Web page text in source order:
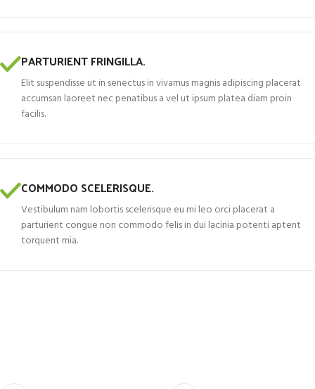
PARTURIENT FRINGILLA.
Elit suspendisse ut in senectus in vivamus magnis adipiscing placerat
accumsan laoreet nec penatibus a vel ut ipsum platea diam proin
facilis.
COMMODO SCELERISQUE.
Vestibulum nam lobortis scelerisque eu mi leo orci placerat a
parturient congue non commodo felis in dui lacinia potenti aptent
torquent mia.